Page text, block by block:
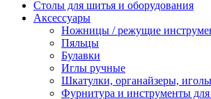
Столы для шитья и оборудования
Аксессуары
Ножницы / режущие
Пяльцы
Булавки
Иглы ручные
Шкатулки, органайзеры,
Фурнитура и инструменты для